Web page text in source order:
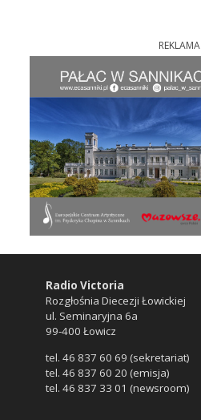
REKLAMA
Radio Victoria
Rozgłośnia Diecezji Łowickiej
ul. Seminaryjna 6a
99-400 Łowicz
tel. 46 837 60 69 (sekretariat)
tel. 46 837 60 20 (emisja)
tel. 46 837 33 01 (newsroom)